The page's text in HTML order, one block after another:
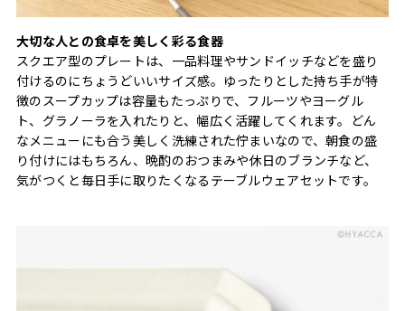
大切な人との食卓を美しく彩る食器
スクエア型のプレートは、一品料理やサンドイッチなどを盛り
付けるのにちょうどいいサイズ感。ゆったりとした持ち手が特
徴のスープカップは容量もたっぷりで、フルーツやヨーグル
ト、グラノーラを入れたりと、幅広く活躍してくれます。どん
なメニューにも合う美しく洗練された佇まいなので、朝食の盛
り付けにはもちろん、晩酌のおつまみや休日のブランチなど、
気がつくと毎日手に取りたくなるテーブルウェアセットです。